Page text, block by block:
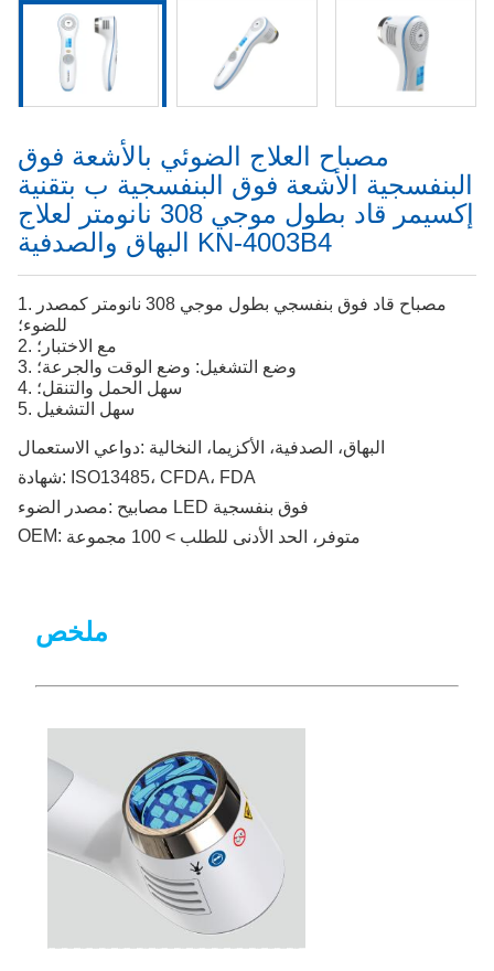
مصباح العلاج الضوئي بالأشعة فوق
البنفسجية الأشعة فوق البنفسجية ب بتقنية
إكسيمر قاد بطول موجي 308 نانومتر لعلاج
البهاق والصدفية KN-4003B4
1. مصباح قاد فوق بنفسجي بطول موجي 308 نانومتر كمصدر
للضوء؛
2. مع الاختبار؛
3. وضع التشغيل: وضع الوقت والجرعة؛
4. سهل الحمل والتنقل؛
5. سهل التشغيل
دواعي الاستعمال: البهاق، الصدفية، الأكزيما، النخالية
شهادة: ISO13485، CFDA، FDA
مصدر الضوء:
مصابيح LED فوق بنفسجية
OEM:
متوفر، الحد الأدنى للطلب > 100 مجموعة
ملخص